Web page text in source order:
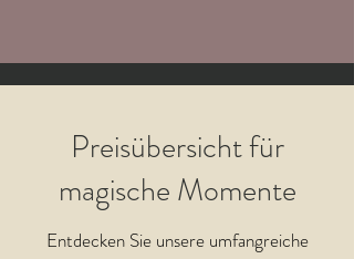
Preisübersicht für
magische Momente
Entdecken Sie unsere umfangreiche